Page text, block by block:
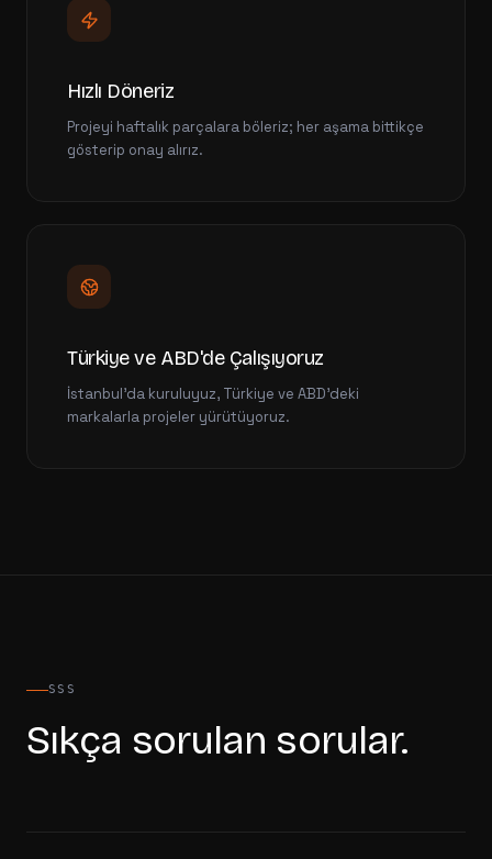
Hızlı Döneriz
Projeyi haftalık parçalara böleriz; her aşama bittikçe
gösterip onay alırız.
Türkiye ve ABD'de Çalışıyoruz
İstanbul'da kuruluyuz, Türkiye ve ABD'deki
markalarla projeler yürütüyoruz.
SSS
Sıkça sorulan sorular.